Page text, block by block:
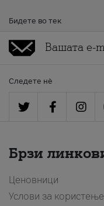
Бидете во тек
Следете нè
Брзи
Ценовници
Услови за користење